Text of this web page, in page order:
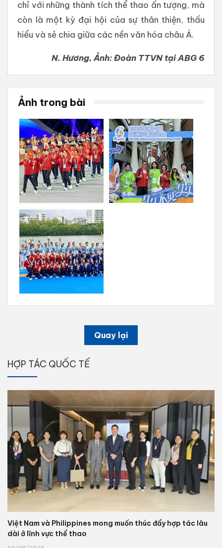
chỉ với những thành tích thể thao ấn tượng, mà
còn là một kỳ đại hội của sự thân thiện, thấu
hiểu và sẻ chia giữa các nền văn hóa châu Á.
N. Hương, Ảnh: Đoàn TTVN tại ABG 6
Ảnh trong bài
Quay lại
HỢP TÁC QUỐC TẾ
Việt Nam và Philippines mong muốn thúc đẩy hợp tác lâu
dài ở lĩnh vực thể thao